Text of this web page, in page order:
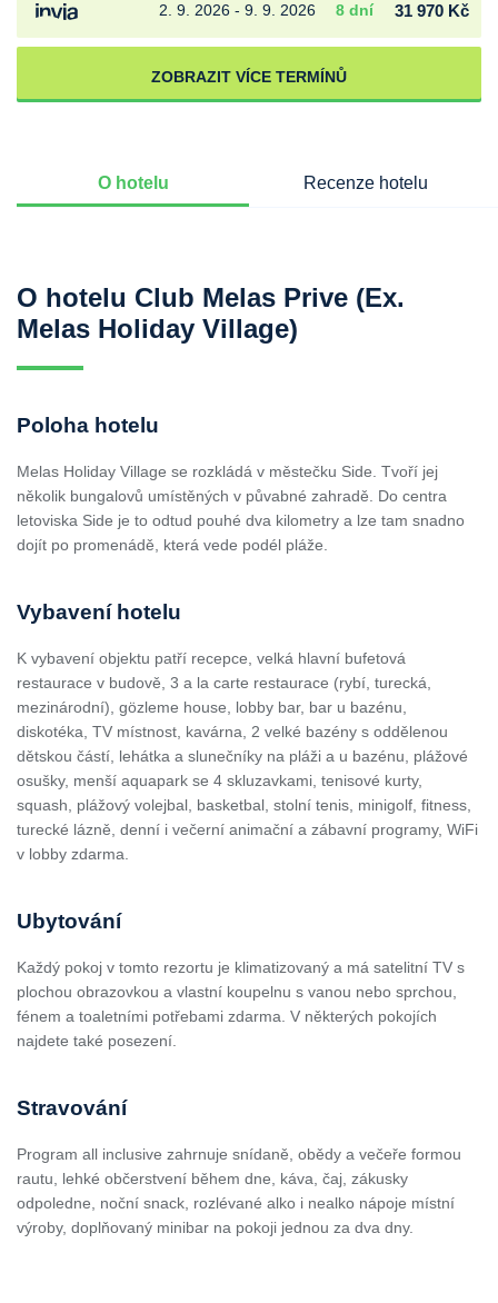
2. 9. 2026 - 9. 9. 2026 8 dní 31 970 Kč
ZOBRAZIT VÍCE TERMÍNŮ
O hotelu Recenze hotelu
O hotelu Club Melas Prive (Ex.
Melas Holiday Village)
Poloha hotelu
Melas Holiday Village se rozkládá v městečku Side. Tvoří jej
několik bungalovů umístěných v půvabné zahradě. Do centra
letoviska Side je to odtud pouhé dva kilometry a lze tam snadno
dojít po promenádě, která vede podél pláže.
Vybavení hotelu
K vybavení objektu patří recepce, velká hlavní bufetová
restaurace v budově, 3 a la carte restaurace (rybí, turecká,
mezinárodní), gözleme house, lobby bar, bar u bazénu,
diskotéka, TV místnost, kavárna, 2 velké bazény s oddělenou
dětskou částí, lehátka a slunečníky na pláži a u bazénu, plážové
osušky, menší aquapark se 4 skluzavkami, tenisové kurty,
squash, plážový volejbal, basketbal, stolní tenis, minigolf, fitness,
turecké lázně, denní i večerní animační a zábavní programy, WiFi
v lobby zdarma.
Ubytování
Každý pokoj v tomto rezortu je klimatizovaný a má satelitní TV s
plochou obrazovkou a vlastní koupelnu s vanou nebo sprchou,
fénem a toaletními potřebami zdarma. V některých pokojích
najdete také posezení.
Stravování
Program all inclusive zahrnuje snídaně, obědy a večeře formou
rautu, lehké občerstvení během dne, káva, čaj, zákusky
odpoledne, noční snack, rozlévané alko i nealko nápoje místní
výroby, doplňovaný minibar na pokoji jednou za dva dny.